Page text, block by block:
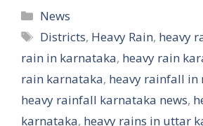
Categories
News
Tags
Districts, Heavy Rain, heavy
rain in karnataka, heavy rain
rain karnataka, heavy rainfall in
heavy rainfall karnataka news,
karnataka, heavy rains in uttar